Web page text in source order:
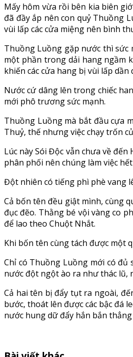
Mấy hôm vừa rồi bên kia biên
đã đầy ắp nên con quỷ Thuồng
vùi lấp các cửa miệng nên bình
Thuồng Luồng gặp nước thì sức
một phần trong dải hang ngầm
khiến các cửa hang bị vùi lấp dần
Nước cứ dâng lên trong chiếc
mới phô trương sức mạnh.
Thuồng Luồng mà bắt đầu cựa
Thuỷ, thế nhưng việc chạy trốn
Lúc này Sói Độc vẫn chưa về
phân phối nên chúng làm việc
Đột nhiên có tiếng phì phè vang
Cả bốn tên đều giật mình, cùng
đục đẽo. Thằng bé vội vàng co
để lao theo Chuột Nhắt.
Khi bốn tên cùng tách được một
Chỉ có Thuồng Luồng mới có
nước đột ngột ào ra như thác lũ,
Cả hai tên bị đẩy tụt ra ngoài,
bước, thoát lên được các bậc đá
nước hung dữ đẩy hắn bắn